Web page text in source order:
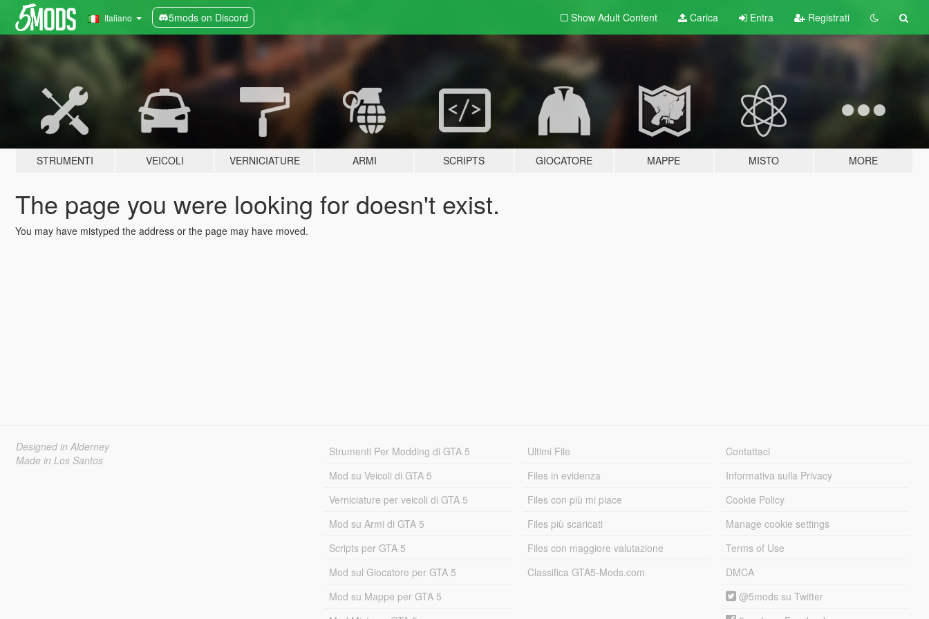
Italiano 5mods on Discord Show Adult Content Carica Entra Registrati
STRUMENTI VEICOLI VERNICIATURE ARMI SCRIPTS GIOCATORE MAPPE MISTO MORE
The page you were looking for doesn't exist.
You may have mistyped the address or the page may have moved.
Designed in Alderney
Made in Los Santos
Strumenti Per Modding di GTA 5
Mod su Veicoli di GTA 5
Verniciature per veicoli di GTA 5
Mod su Armi di GTA 5
Scripts per GTA 5
Mod sul Giocatore per GTA 5
Mod su Mappe per GTA 5
Ultimi File
Files in evidenza
Files con più mi piace
Files più scaricati
Files con maggiore valutazione
Classifica GTA5-Mods.com
Contattaci
Informativa sulla Privacy
Cookie Policy
Manage cookie settings
Terms of Use
DMCA
@5mods su Twitter